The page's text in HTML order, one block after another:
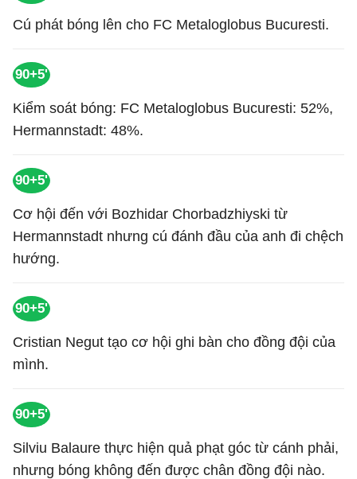
Cú phát bóng lên cho FC Metaloglobus Bucuresti.
90+5'
Kiểm soát bóng: FC Metaloglobus Bucuresti: 52%,
Hermannstadt: 48%.
90+5'
Cơ hội đến với Bozhidar Chorbadzhiyski từ
Hermannstadt nhưng cú đánh đầu của anh đi chệch
hướng.
90+5'
Cristian Negut tạo cơ hội ghi bàn cho đồng đội của
mình.
90+5'
Silviu Balaure thực hiện quả phạt góc từ cánh phải,
nhưng bóng không đến được chân đồng đội nào.